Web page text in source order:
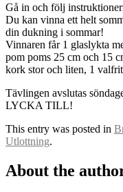
Gå in och följ
Du kan vinna ett helt
din dukning i sommar!
Vinnaren får 1 glaslykta
pom poms 25 cm och 15
kork stor och liten, 1
Tävlingen avslutas
LYCKA TILL!
This entry was posted in
Utlottning.
About the